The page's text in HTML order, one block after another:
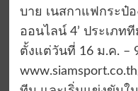
บาย เนสกาแฟกระป๋อ
ออนไลน์ 4’ ประเภท
ตั้งแต่วันที่ 16 ม.ค. –